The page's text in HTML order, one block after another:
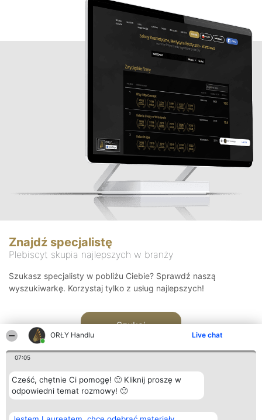
ORŁY Handlu Live chat
07:05
Cześć, chętnie Ci pomogę! 🙂 Kliknij proszę w
odpowiedni temat rozmowy! 🙂
Znajdź specjalistę
Plebiscyt skupia najlepszych w branży
Szukasz specjalisty w pobliżu Ciebie? Sprawdź naszą
wyszukiwarkę. Korzystaj tylko z usług najlepszych!
Szukaj
Organizator plebiscytu Plebiscyt Kontakt